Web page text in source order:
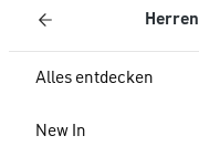
Herren
Alles entdecken
New In